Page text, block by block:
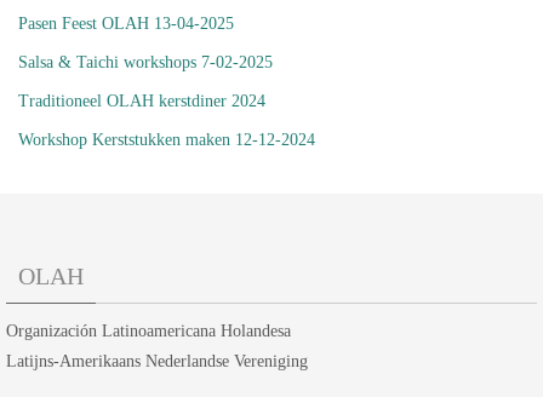
Pasen Feest OLAH 13-04-2025
Salsa & Taichi workshops 7-02-2025
Traditioneel OLAH kerstdiner 2024
Workshop Kerststukken maken 12-12-2024
OLAH
Organización Latinoamericana Holandesa
Latijns-Amerikaans Nederlandse Vereniging